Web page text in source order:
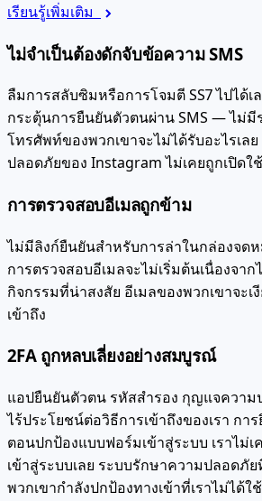
เรียนรู้เพิ่มเติม
ไม่จำเป็นต้องดักจับข้อความ SMS
ลืมการสลับซิมหรือการโจมตี SS7 ไปได้เ
กระตุ้นการยืนยันตัวตนผ่าน SMS — ไม่มี
โทรศัพท์ของพวกเขาจะไม่ได้รับอะไรเล
ปลอดภัยของ Instagram ไม่เคยถูกเปิดใ
การตรวจสอบอีเมลถูกข้าม
ไม่มีลิงก์ยืนยันสำหรับการล่าในกล่องจด
การตรวจสอบอีเมลจะไม่เริ่มต้นเนื่องจา
กิจกรรมที่น่าสงสัย อีเมลของพวกเขาจะ
เข้าถึง
2FA ถูกหลบเลี่ยงอย่างสมบูรณ์
แอปยืนยันตัวตน รหัสสำรอง กุญแจควา
ไร้ประโยชน์ต่อวิธีการเข้าถึงของเรา ก
ตอนปกป้องแบบฟอร์มเข้าสู่ระบบ เราไม่
เข้าสู่ระบบเลย ระบบรักษาความปลอดภั
พวกเขากำลังปกป้องทางเข้าที่เราไม่ได้ใช้